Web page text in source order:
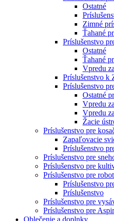
Ostatné
Zimné
Ťahané
Príslušenstvo
Ostatné
Ťahané
Vpredu
Príslušenstvo k
Príslušenstvo
Ostatné
Vpredu
Vpredu
Žacie
Príslušenstvo pre
Zapaľovacie
Príslušenstvo
Príslušenstvo pre
Príslušenstvo pre
Príslušenstvo pre
Príslušenstvo
Príslušenstvo
Príslušenstvo pre
Príslušenstvo pre
Oblečenie a doplnky